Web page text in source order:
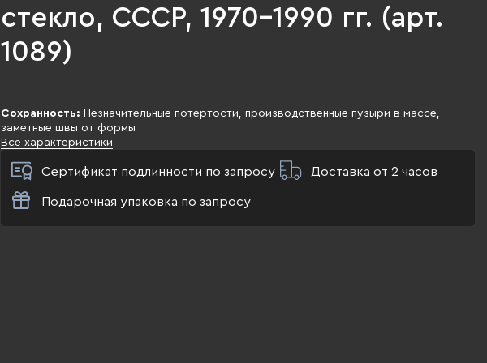
стекло, СССР, 1970-1990 гг. (арт.
1089)
Сохранность: Незначительные потертости, производственные пузыри в массе,
заметные швы от формы
Все характеристики
Сертификат подлинности по запросу Доставка от 2 часов
Подарочная упаковка по запросу